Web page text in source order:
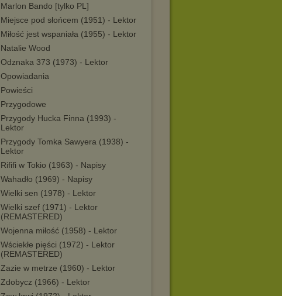
Marlon Bando [tylko PL]
Miejsce pod słońcem (1951) - Lektor
Miłość jest wspaniała (1955) - Lektor
Natalie Wood
Odznaka 373 (1973) - Lektor
Opowiadania
Powieści
Przygodowe
Przygody Hucka Finna (1993) -
Lektor
Przygody Tomka Sawyera (1938) -
Lektor
Rififi w Tokio (1963) - Napisy
Wahadło (1969) - Napisy
Wielki sen (1978) - Lektor
Wielki szef (1971) - Lektor
(REMASTERED)
Wojenna miłość (1958) - Lektor
Wściekłe pięści (1972) - Lektor
(REMASTERED)
Zazie w metrze (1960) - Lektor
Zdobycz (1966) - Lektor